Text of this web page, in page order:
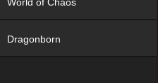
World of Chaos
Dragonborn